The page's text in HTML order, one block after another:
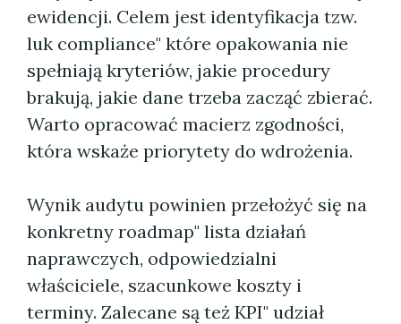
ewidencji. Celem jest identyfikacja tzw.
luk compliance" które opakowania nie
spełniają kryteriów, jakie procedury
brakują, jakie dane trzeba zacząć zbierać.
Warto opracować macierz zgodności,
która wskaże priorytety do wdrożenia.
Wynik audytu powinien przełożyć się na
konkretny roadmap" lista działań
naprawczych, odpowiedzialni
właściciele, szacunkowe koszty i
terminy. Zalecane są też KPI" udział